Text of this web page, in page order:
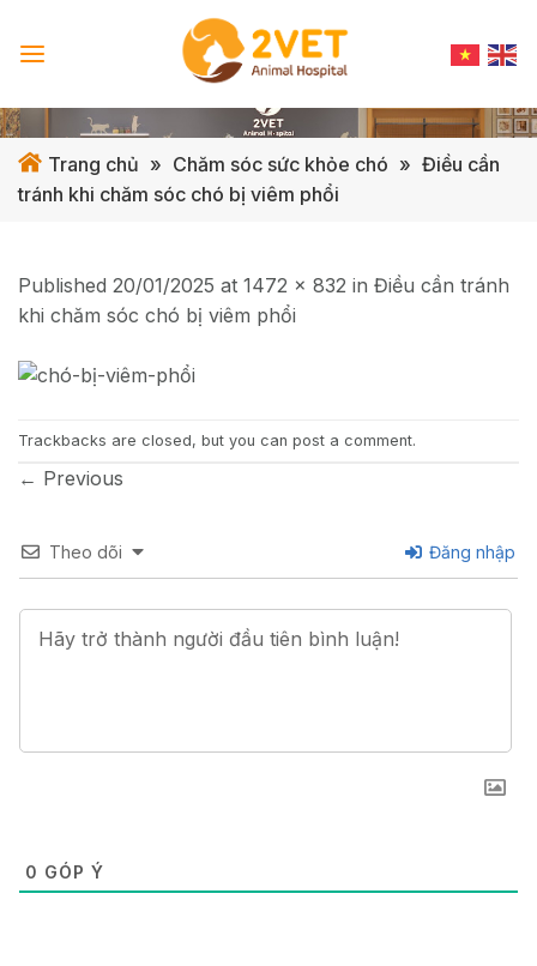
Trang chủ » Chăm sóc sức khỏe chó » Điều cần
tránh khi chăm sóc chó bị viêm phổi
Published 20/01/2025 at 1472 × 832 in Điều cần tránh
khi chăm sóc chó bị viêm phổi
Trackbacks are closed, but you can post a comment.
← Previous
Theo dõi Đăng nhập
0 GÓP Ý